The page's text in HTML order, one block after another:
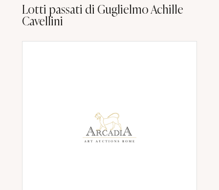
Lotti passati di Guglielmo Achille
Cavellini